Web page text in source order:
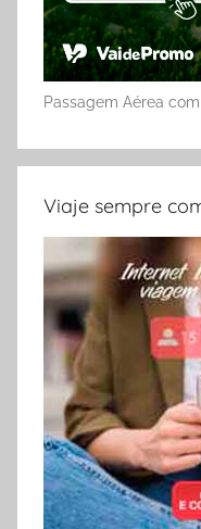
Passagem Aérea
Viaje sempre